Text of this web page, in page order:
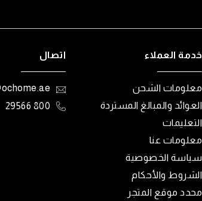
خدمة العملاء
معلومات الشحن
العوائد والمبالغ المستردة
التعليمات
معلومات عنا
سياسة الخصوصية
الشروط والأحكام
محدد موقع المتجر
اتصال
800 29566